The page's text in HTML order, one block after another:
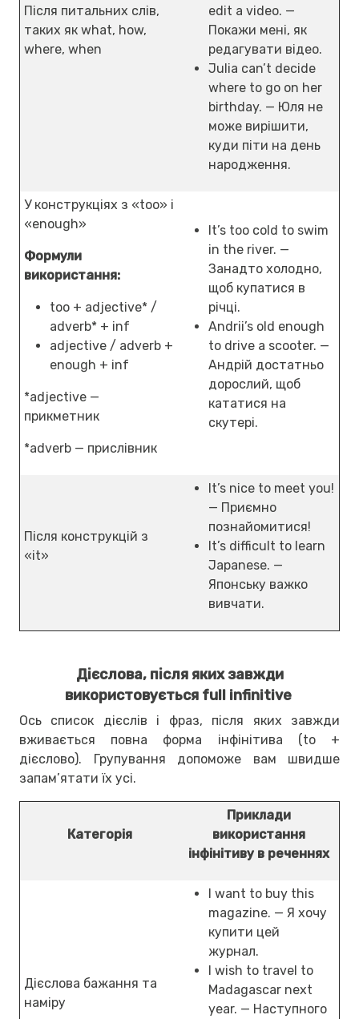
Після питальних слів,
таких як what, how,
where, when
edit a video. —
Покажи мені, як
редагувати відео.
Julia can’t decide
where to go on her
birthday. — Юля не
може вирішити,
куди піти на день
народження.
У конструкціях з «too» і
«enough»
Формули
використання:
too + adjective* /
adverb* + inf
adjective / adverb +
enough + inf
*adjective —
прикметник
*adverb — прислівник
It’s too cold to swim
in the river. —
Занадто холодно,
щоб купатися в
річці.
Andrii’s old enough
to drive a scooter. —
Андрій достатньо
дорослий, щоб
кататися на
скутері.
Після конструкцій з
«it»
It’s nice to meet you!
— Приємно
познайомитися!
It’s difficult to learn
Japanese. —
Японську важко
вивчати.
Дієслова, після яких завжди
використовується full infinitive
Ось список дієслів і фраз, після яких завжди
вживається повна форма інфінітива (to +
дієслово). Групування допоможе вам швидше
запам’ятати їх усі.
Категорія
Приклади
використання
інфінітиву в реченнях
Дієслова бажання та
наміру
I want to buy this
magazine. — Я хочу
купити цей
журнал.
I wish to travel to
Madagascar next
year. — Наступного